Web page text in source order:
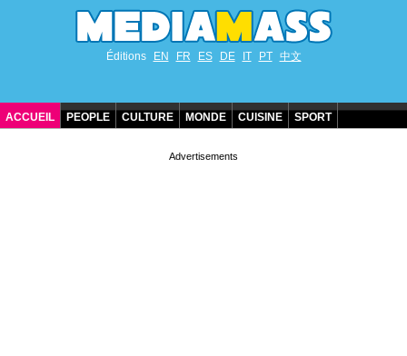
Éditions EN FR ES DE IT PT 中文
ACCUEIL PEOPLE CULTURE MONDE CUISINE SPORT